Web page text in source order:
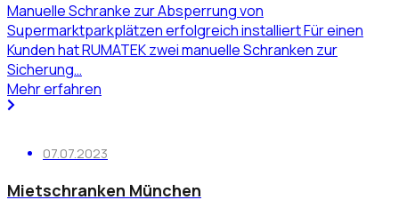
Manuelle Schranke zur Absperrung von
Supermarktparkplätzen erfolgreich installiert Für einen
Kunden hat RUMATEK zwei manuelle Schranken zur
Sicherung…
Mehr erfahren
07.07.2023
Mietschranken München